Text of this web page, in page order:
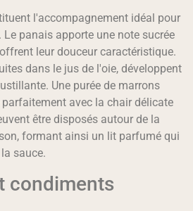
l'accompagnement idéal pour
Le panais apporte une note sucrée
leur douceur caractéristique.
dans le jus de l'oie, développent
Une purée de marrons
avec la chair délicate
être disposés autour de la
formant ainsi un lit parfumé qui
sauce.
condiments